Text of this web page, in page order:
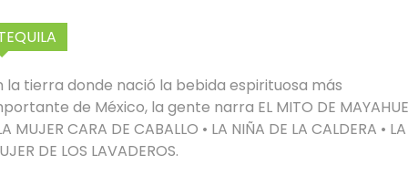
la tierra donde nació la bebida espirituosa más
de México, la gente narra EL MITO DE
MUJER CARA DE CABALLO • LA NIÑA DE LA CALDERA • LA
DE LOS LAVADEROS.